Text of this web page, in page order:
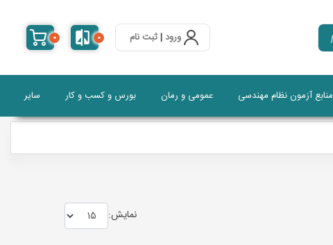
ورود|ثبت نام 0
0
منابع آزمون نظام مهندسی عمومی و رمان بورس و کسب و کار سایر
نمايش: